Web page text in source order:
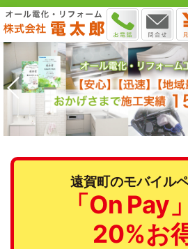
遠賀町のモバイル
「On Pay」
20%お